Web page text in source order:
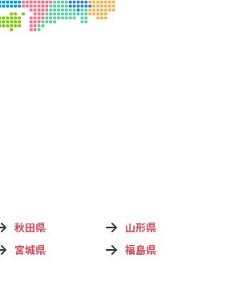
秋田県
山形県
宮城県 福島県